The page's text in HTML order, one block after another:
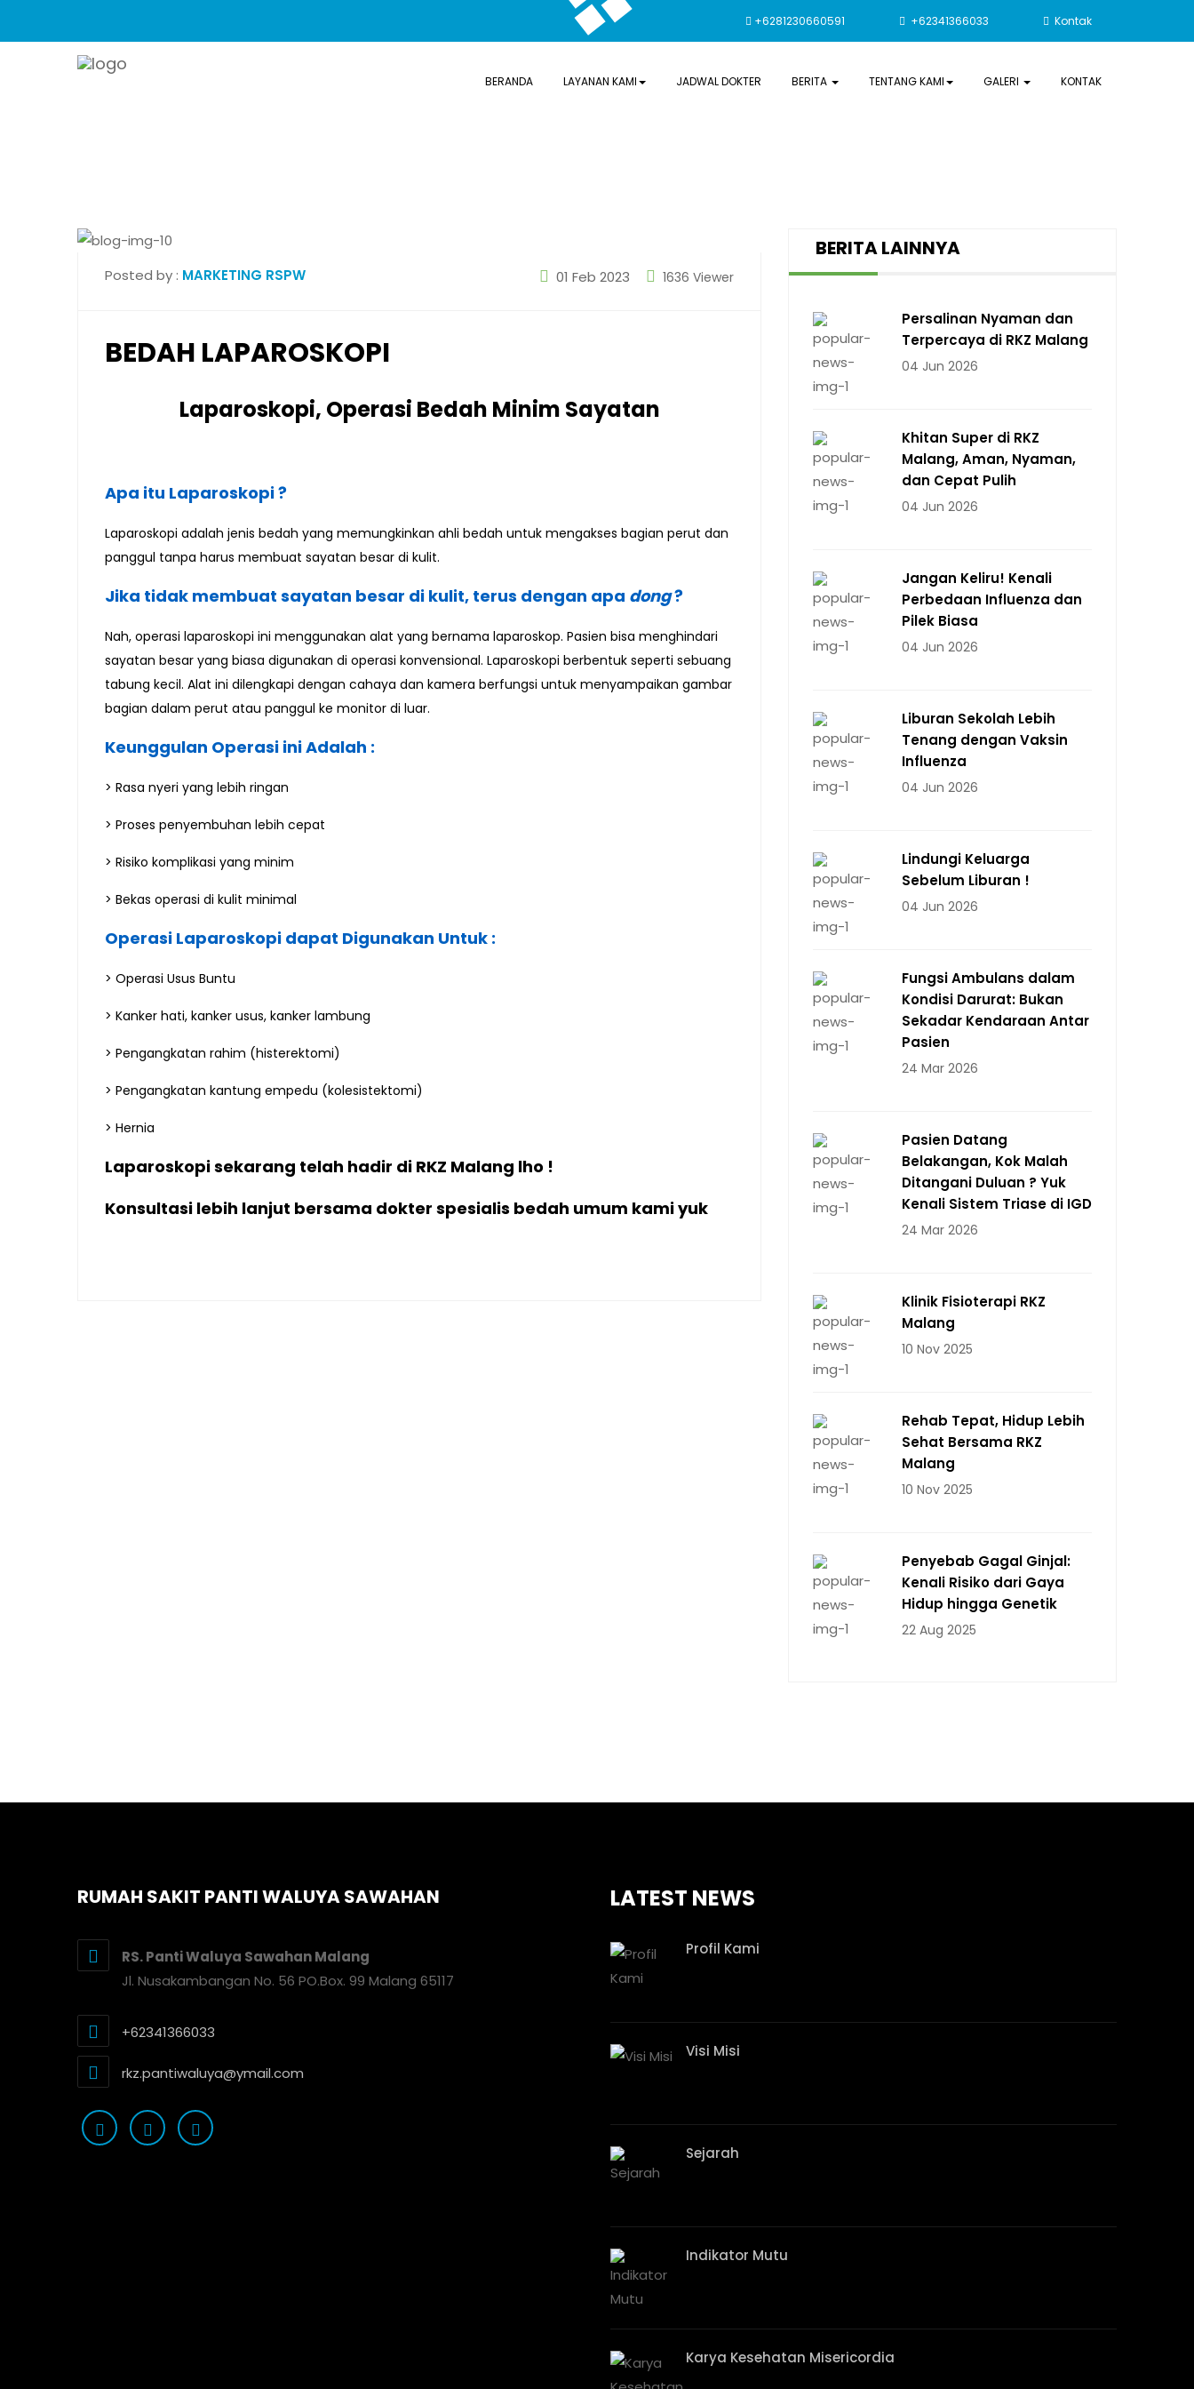
+6281230660591 +62341366033 Kontak
BERANDA LAYANAN KAMI JADWAL DOKTER BERITA TENTANG KAMI GALERI KONTAK
Posted by : MARKETING RSPW 01 Feb 2023 1636 Viewer
BEDAH LAPAROSKOPI
Laparoskopi, Operasi Bedah Minim Sayatan
Apa itu Laparoskopi ?
Laparoskopi adalah jenis bedah yang memungkinkan ahli bedah untuk mengakses bagian perut dan
panggul tanpa harus membuat sayatan besar di kulit.
Jika tidak membuat sayatan besar di kulit, terus dengan apa dong?
Nah, operasi laparoskopi ini menggunakan alat yang bernama laparoskop. Pasien bisa menghindari
sayatan besar yang biasa digunakan di operasi konvensional. Laparoskopi berbentuk seperti sebuang
tabung kecil. Alat ini dilengkapi dengan cahaya dan kamera berfungsi untuk menyampaikan gambar
bagian dalam perut atau panggul ke monitor di luar.
Keunggulan Operasi ini Adalah :
> Rasa nyeri yang lebih ringan
> Proses penyembuhan lebih cepat
> Risiko komplikasi yang minim
> Bekas operasi di kulit minimal
Operasi Laparoskopi dapat Digunakan Untuk :
> Operasi Usus Buntu
> Kanker hati, kanker usus, kanker lambung
> Pengangkatan rahim (histerektomi)
> Pengangkatan kantung empedu (kolesistektomi)
> Hernia
Laparoskopi sekarang telah hadir di RKZ Malang lho !
Konsultasi lebih lanjut bersama dokter spesialis bedah umum kami yuk
BERITA LAINNYA
Persalinan Nyaman dan
Terpercaya di RKZ Malang
04 Jun 2026
Khitan Super di RKZ
Malang, Aman, Nyaman,
dan Cepat Pulih
04 Jun 2026
Jangan Keliru! Kenali
Perbedaan Influenza dan
Pilek Biasa
04 Jun 2026
Liburan Sekolah Lebih
Tenang dengan Vaksin
Influenza
04 Jun 2026
Lindungi Keluarga
Sebelum Liburan !
04 Jun 2026
Fungsi Ambulans dalam
Kondisi Darurat: Bukan
Sekadar Kendaraan Antar
Pasien
24 Mar 2026
Pasien Datang
Belakangan, Kok Malah
Ditangani Duluan ? Yuk
Kenali Sistem Triase di IGD
24 Mar 2026
Klinik Fisioterapi RKZ
Malang
10 Nov 2025
Rehab Tepat, Hidup Lebih
Sehat Bersama RKZ
Malang
10 Nov 2025
Penyebab Gagal Ginjal:
Kenali Risiko dari Gaya
Hidup hingga Genetik
22 Aug 2025
RUMAH SAKIT PANTI WALUYA SAWAHAN
RS. Panti Waluya Sawahan Malang
Jl. Nusakambangan No. 56 PO.Box. 99 Malang 65117
+62341366033
rkz.pantiwaluya@ymail.com
LATEST NEWS
Profil Kami
Visi Misi
Sejarah
Indikator Mutu
Karya Kesehatan Misericordia